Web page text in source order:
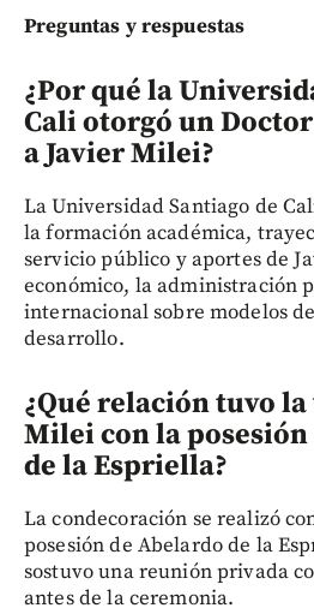
Preguntas y respuestas
¿Por qué la
Cali otorgó un
a Javier Milei?
La Universidad Santiago de
la formación académica,
servicio público y aportes de
económico, la administración
internacional sobre modelos
desarrollo.
¿Qué relación tuvo
Milei con la
de la Espriella?
La condecoración se realizó
posesión de Abelardo de la
sostuvo una reunión privada
antes de la ceremonia.